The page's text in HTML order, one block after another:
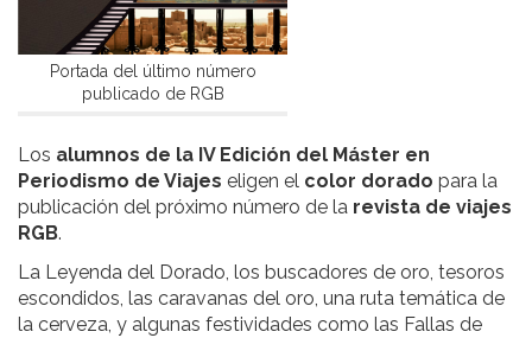
Portada del último número
publicado de RGB
Los alumnos de la IV Edición del Máster en
Periodismo de Viajes eligen el color dorado para la
publicación del próximo número de la revista de viajes
RGB.
La Leyenda del Dorado, los buscadores de oro, tesoros
escondidos, las caravanas del oro, una ruta temática de
la cerveza, y algunas festividades como las Fallas de